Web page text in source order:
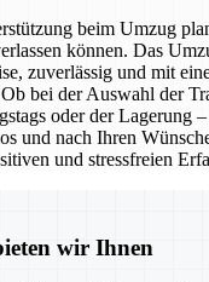
beim Umzug
können. Das
zuverlässig und mit
bei der Auswahl der
oder der Lagerung
und nach Ihren
und stressfreien
wir Ihnen